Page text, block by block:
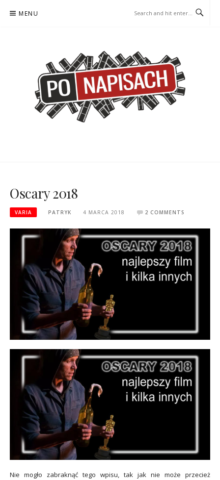
MENU
Oscary 2018
VARIA PATRYK 4 MARCA 2018 2 COMMENTS
Nie mogło zabraknąć tego wpisu, tak jak nie może przecież